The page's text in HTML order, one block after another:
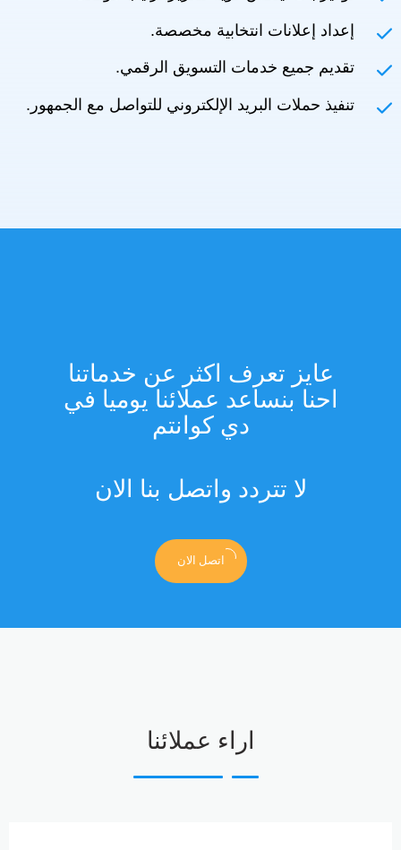
إعداد إعلانات انتخابية مخصصة.
تقديم جميع خدمات التسويق الرقمي.
تنفيذ حملات البريد الإلكتروني للتواصل مع الجمهور.
عايز تعرف اكثر عن خدماتنا
احنا بنساعد عملائنا يوميا في
دي كوانتم
لا تتردد واتصل بنا الان
اتصل الان
اراء عملائنا